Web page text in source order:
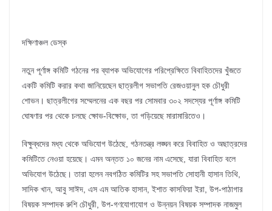
দক্ষিণাঞ্চল ডেস্ক
নতুন পূর্ণাঙ্গ কমিটি গঠনের পর ব্যাপক অভিযোগের পরিপ্রেক্ষিতে বিবাহিতদের খুঁজতে
একটি কমিটি করার কথা জানিয়েছেন ছাত্রলীগ সভাপতি রেজওয়ানুল হক চৌধুরী
শোভন। ছাত্রলীগের সম্মেলনের এক বছর পর সোমবার ৩০২ সদস্যের পূর্ণাঙ্গ কমিটি
ঘোষণার পর থেকে চলছে ক্ষোভ-বিক্ষোভ, তা গড়িয়েছে মারামারিতেও।
বিক্ষুব্ধদের মধ্য থেকে অভিযোগ উঠেছে, গঠনতন্ত্র লঙ্ঘন করে বিবাহিত ও অছাত্রদের
কমিটিতে নেওয়া হয়েছে। এমন অন্তত ১০ জনের নাম এসেছে, যারা বিবাহিত বলে
অভিযোগ উঠেছে। তারা হলেন নবগঠিত কমিটির সহ সভাপতি সোহানী হাসান তিথি,
সাদিক খান, আবু সাঈদ, এস এম আতিক হাসান, ইশাত কাসফিয়া ইরা, উপ-পাঠাগার
বিষয়ক সম্পাদক রুশি চৌধুরী, উপ-গণযোগাযোগ ও উন্নয়ন বিষয়ক সম্পাদক নাজমুল